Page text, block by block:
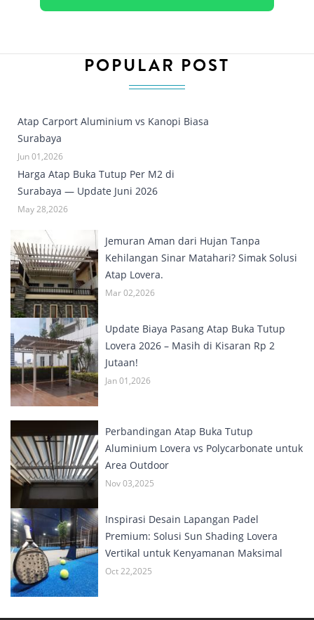
POPULAR POST
Atap Carport Aluminium vs Kanopi Biasa
Surabaya
Jun 01,2026
Harga Atap Buka Tutup Per M2 di
Surabaya — Update Juni 2026
May 28,2026
Jemuran Aman dari Hujan Tanpa
Kehilangan Sinar Matahari? Simak Solusi
Atap Lovera.
Mar 02,2026
Update Biaya Pasang Atap Buka Tutup
Lovera 2026 – Masih di Kisaran Rp 2
Jutaan!
Jan 01,2026
Perbandingan Atap Buka Tutup
Aluminium Lovera vs Polycarbonate untuk
Area Outdoor
Nov 03,2025
Inspirasi Desain Lapangan Padel
Premium: Solusi Sun Shading Lovera
Vertikal untuk Kenyamanan Maksimal
Oct 22,2025